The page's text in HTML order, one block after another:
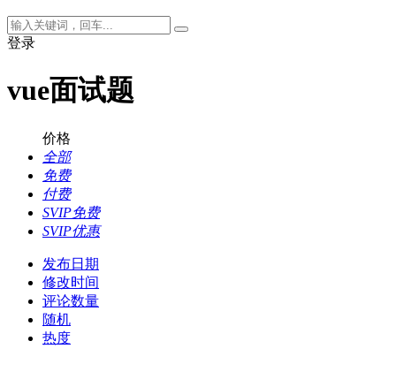
登录
vue面试题
价格
全部
免费
付费
SVIP免费
SVIP优惠
发布日期
修改时间
评论数量
随机
热度